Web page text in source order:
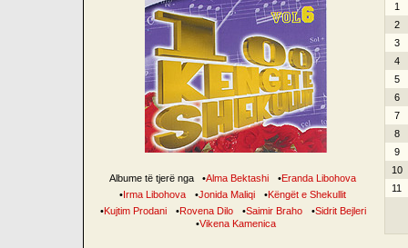
Albume të tjerë nga •Alma Bektashi •Eranda Libohova
•Irma Libohova •Jonida Maliqi •Këngët e Shekullit
•Kujtim Prodani •Rovena Dilo •Saimir Braho •Sidrit Bejleri
•Vikena Kamenica
1
2
3
4
5
6
7
8
9
10
11